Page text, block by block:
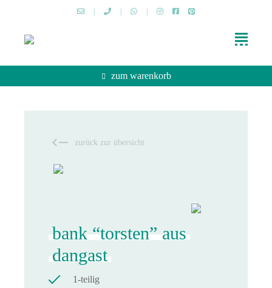
zum warenkorb
zurück zur übersicht
bank “torsten” aus
dangast
1-teilig